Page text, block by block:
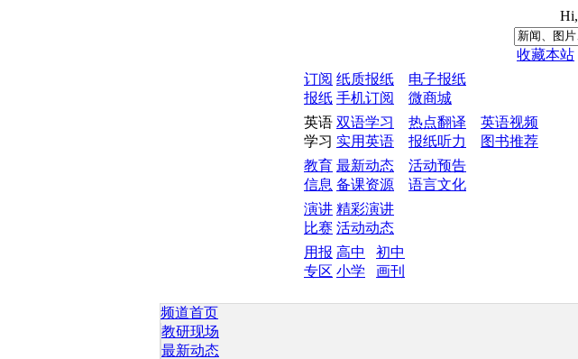
Hi,
收藏本站
订阅
报纸
纸质报纸
电子报纸
手机订阅
微商城
英语
学习
双语学习 热点翻译
英语视频
实用英语
报纸听力
图书推荐
教育
信息
最新动态
活动预告
备课资源
语言文化
演讲
比赛
精彩演讲
活动动态
用报
专区
高中
初中
小学
画刊
频道首页
教研现场
最新动态